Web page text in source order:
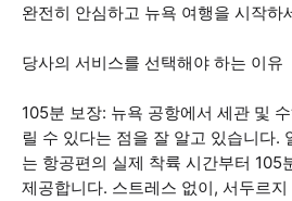
완전히 안심하고 뉴욕 여행을 시작하
당사의 서비스를 선택해야 하는 이유
105분 보장: 뉴욕 공항에서 세관 및
릴 수 있다는 점을 잘 알고 있습니다.
는 항공편의 실제 착륙 시간부터 105
제공합니다. 스트레스 없이, 서두르